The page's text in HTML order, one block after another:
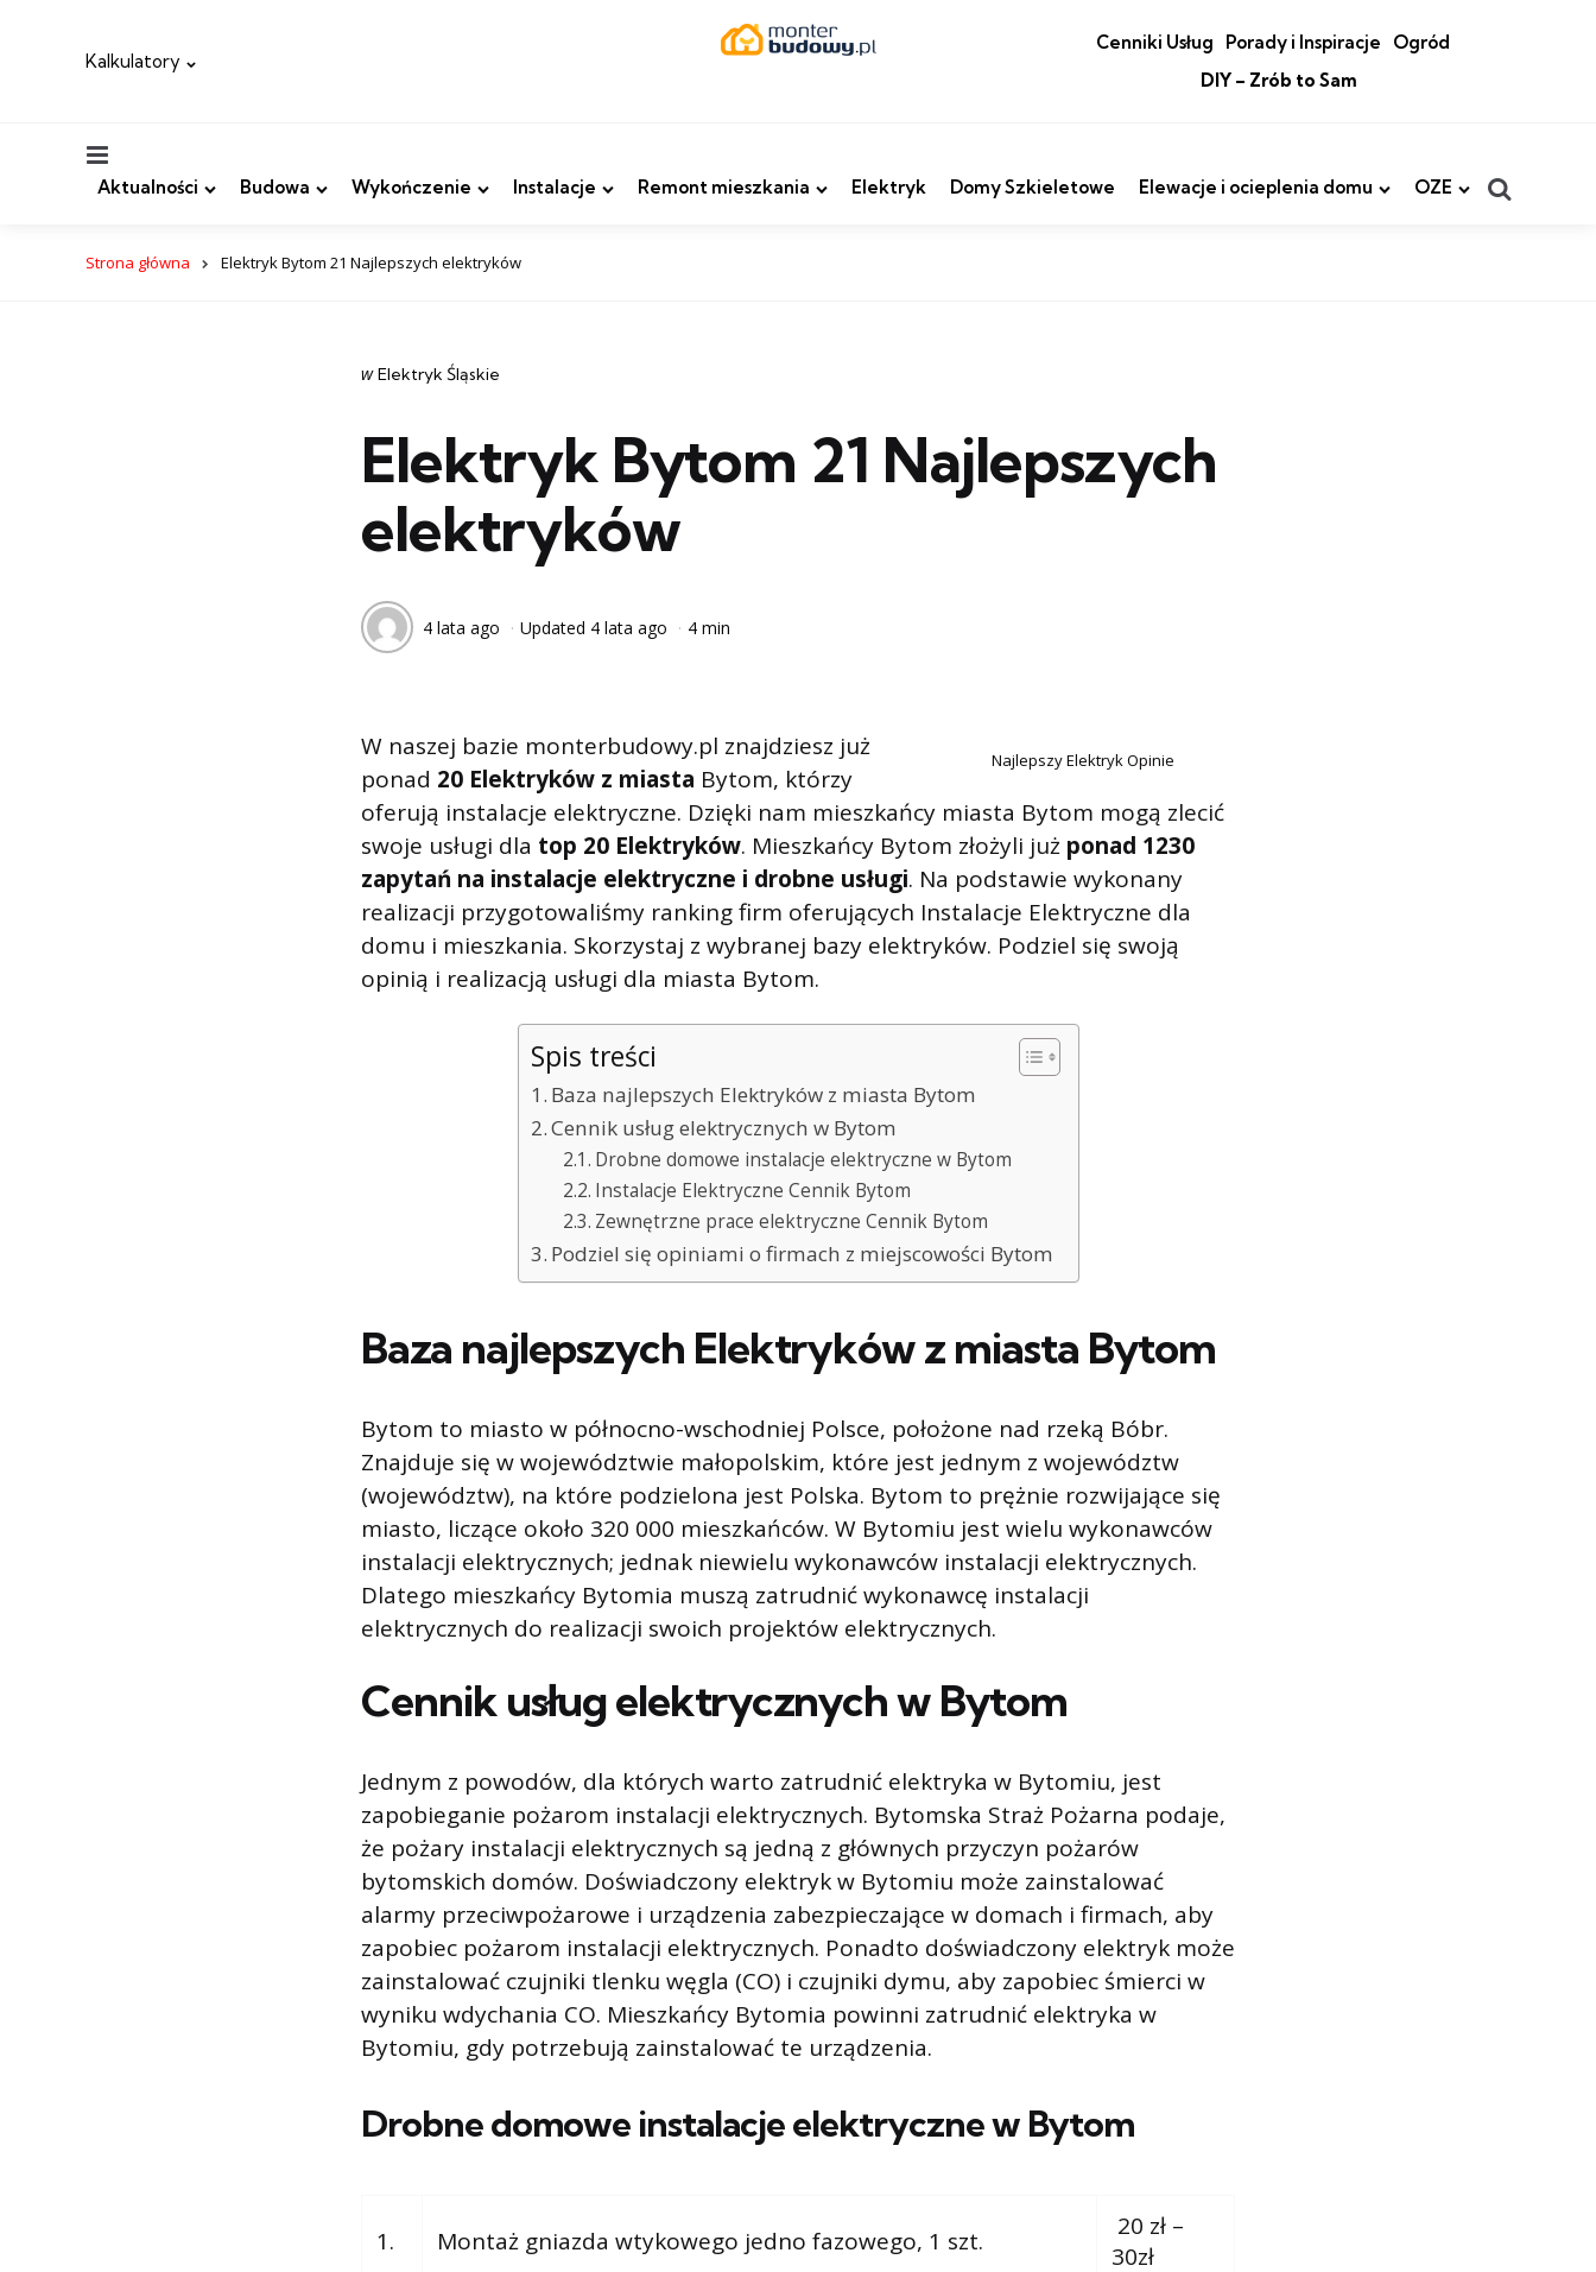
Kalkulatory
Cenniki Usług Porady i Inspiracje
Ogród
DIY – Zrób to Sam
Aktualności Budowa Wykończenie Instalacje Remont mieszkania Elektryk Domy Szkieletowe Elewacje i ocieplenia domu OZE
Strona główna Elektryk Bytom 21 Najlepszych elektryków
Categories
post
w Elektryk Śląskie
Elektryk Bytom 21 Najlepszych
elektryków
4 lata ago Updated 4 lata ago 4 min
Najlepszy Elektryk Opinie
W naszej bazie monterbudowy.pl znajdziesz już
ponad 20 Elektryków z miasta Bytom, którzy
oferują instalacje elektryczne. Dzięki nam mieszkańcy miasta Bytom mogą zlecić
swoje usługi dla top 20 Elektryków. Mieszkańcy Bytom złożyli już ponad 1230
zapytań na instalacje elektryczne i drobne usługi. Na podstawie wykonany
realizacji przygotowaliśmy ranking firm oferujących Instalacje Elektryczne dla
domu i mieszkania. Skorzystaj z wybranej bazy elektryków. Podziel się swoją
opinią i realizacją usługi dla miasta Bytom.
Spis treści
Baza najlepszych Elektryków z miasta Bytom
Cennik usług elektrycznych w Bytom
Drobne domowe instalacje elektryczne w Bytom
Instalacje Elektryczne Cennik Bytom
Zewnętrzne prace elektryczne Cennik Bytom
Podziel się opiniami o firmach z miejscowości Bytom
Baza najlepszych Elektryków z miasta Bytom
Bytom to miasto w północno-wschodniej Polsce, położone nad rzeką Bóbr.
Znajduje się w województwie małopolskim, które jest jednym z województw
(województw), na które podzielona jest Polska. Bytom to prężnie rozwijające się
miasto, liczące około 320 000 mieszkańców. W Bytomiu jest wielu wykonawców
instalacji elektrycznych; jednak niewielu wykonawców instalacji elektrycznych.
Dlatego mieszkańcy Bytomia muszą zatrudnić wykonawcę instalacji
elektrycznych do realizacji swoich projektów elektrycznych.
Cennik usług elektrycznych w Bytom
Jednym z powodów, dla których warto zatrudnić elektryka w Bytomiu, jest
zapobieganie pożarom instalacji elektrycznych. Bytomska Straż Pożarna podaje,
że pożary instalacji elektrycznych są jedną z głównych przyczyn pożarów
bytomskich domów. Doświadczony elektryk w Bytomiu może zainstalować
alarmy przeciwpożarowe i urządzenia zabezpieczające w domach i firmach, aby
zapobiec pożarom instalacji elektrycznych. Ponadto doświadczony elektryk może
zainstalować czujniki tlenku węgla (CO) i czujniki dymu, aby zapobiec śmierci w
wyniku wdychania CO. Mieszkańcy Bytomia powinni zatrudnić elektryka w
Bytomiu, gdy potrzebują zainstalować te urządzenia.
Drobne domowe instalacje elektryczne w Bytom
1. Montaż gniazda wtykowego jedno fazowego, 1 szt.
20 zł –
30zł